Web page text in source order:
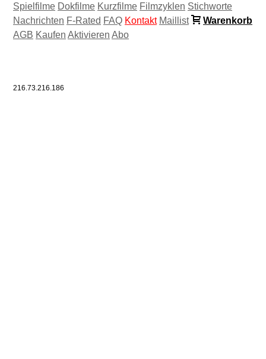
Spielfilme Dokfilme Kurzfilme Filmzyklen Stichworte
Nachrichten F-Rated FAQ Kontakt Maillist
Warenkorb
AGB Kaufen Aktivieren Abo
216.73.216.186